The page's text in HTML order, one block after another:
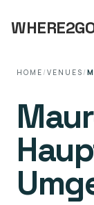
HOME / VENUES /